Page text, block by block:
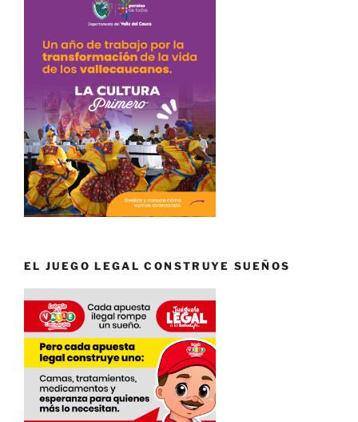
EL JUEGO LEGAL CONSTRUYE SUEÑOS